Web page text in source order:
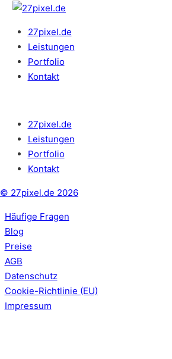
27pixel.de
Leistungen
Portfolio
Kontakt
27pixel.de
Leistungen
Portfolio
Kontakt
© 27pixel.de 2026
Häufige Fragen
Blog
Preise
AGB
Datenschutz
Cookie-Richtlinie (EU)
Impressum